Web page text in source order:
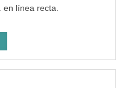
línea recta.